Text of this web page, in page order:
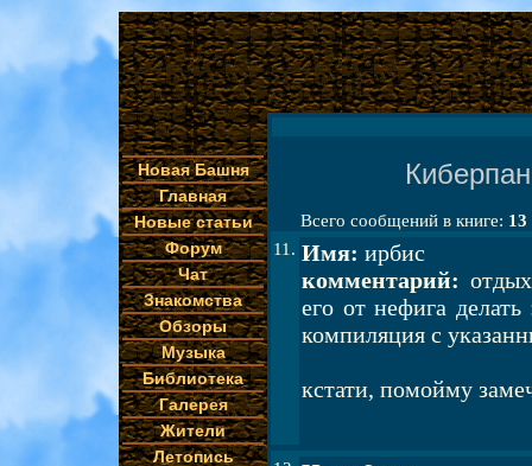
Новая Башня
Главная
Новые статьи
Форум
Чат
Знакомства
Обзоры
Музыка
Библиотека
Галерея
Жители
Летопись
Всего сообщений в книге: 13
11. Имя: ирбис
комментарий:
его от нефига
компиляция с
кстати, помойму